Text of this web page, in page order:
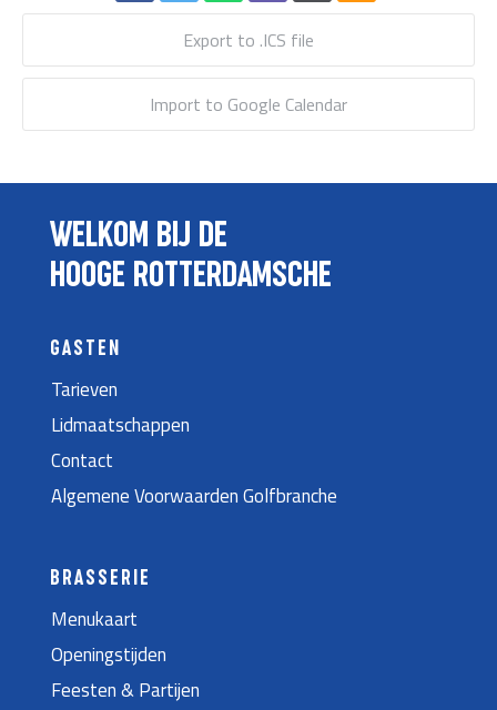
Export to .ICS file
Import to Google Calendar
WELKOM BIJ DE
HOOGE ROTTERDAMSCHE
GASTEN
Tarieven
Lidmaatschappen
Contact
Algemene Voorwaarden Golfbranche
BRASSERIE
Menukaart
Openingstijden
Feesten & Partijen